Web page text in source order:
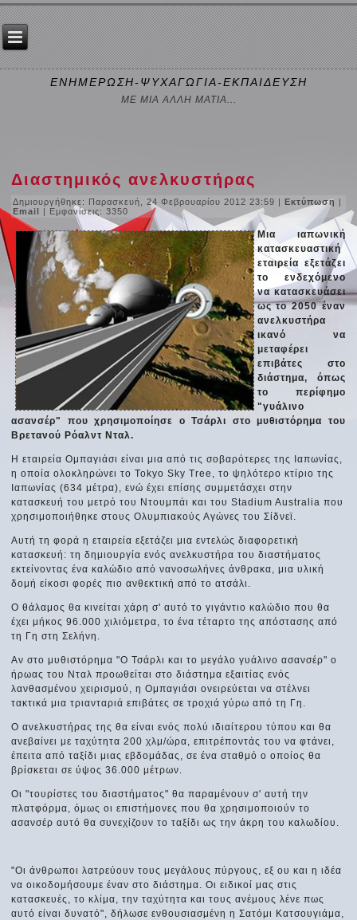
ΕΝΗΜΕΡΩΣΗ-ΨΥΧΑΓΩΓΙΑ-ΕΚΠΑΙΔΕΥΣΗ
ΜΕ ΜΙΑ ΑΛΛΗ ΜΑΤΙΑ...
Διαστημικός ανελκυστήρας
Δημιουργήθηκε: Παρασκευή, 24 Φεβρουαρίου 2012 23:59 |Εκτύπωση |
Email | Εμφανίσεις: 3350
Μια ιαπωνική
κατασκευαστική
εταιρεία εξετάζει
το ενδεχόμενο
να κατασκευάσει
ως το 2050 έναν
ανελκυστήρα
ικανό να
μεταφέρει
επιβάτες στο
διάστημα, όπως
το περίφημο
"γυάλινο
ασανσέρ" που χρησιμοποίησε ο Τσάρλι στο μυθιστόρημα του
Βρετανού Ρόαλντ Νταλ.
Η εταιρεία Ομπαγιάσι είναι μια από τις σοβαρότερες της Ιαπωνίας,
η οποία ολοκληρώνει το Tokyo Sky Tree, το ψηλότερο κτίριο της
Ιαπωνίας (634 μέτρα), ενώ έχει επίσης συμμετάσχει στην
κατασκευή του μετρό του Ντουμπάι και του Stadium Australia που
χρησιμοποιήθηκε στους Ολυμπιακούς Αγώνες του Σίδνεϊ.
Αυτή τη φορά η εταιρεία εξετάζει μια εντελώς διαφορετική
κατασκευή: τη δημιουργία ενός ανελκυστήρα του διαστήματος
εκτείνοντας ένα καλώδιο από νανοσωλήνες άνθρακα, μια υλική
δομή είκοσι φορές πιο ανθεκτική από το ατσάλι.
Ο θάλαμος θα κινείται χάρη σ' αυτό το γιγάντιο καλώδιο που θα
έχει μήκος 96.000 χιλιόμετρα, το ένα τέταρτο της απόστασης από
τη Γη στη Σελήνη.
Αν στο μυθιστόρημα "Ο Τσάρλι και το μεγάλο γυάλινο ασανσέρ" ο
ήρωας του Νταλ προωθείται στο διάστημα εξαιτίας ενός
λανθασμένου χειρισμού, η Ομπαγιάσι ονειρεύεται να στέλνει
τακτικά μια τριανταριά επιβάτες σε τροχιά γύρω από τη Γη.
Ο ανελκυστήρας της θα είναι ενός πολύ ιδιαίτερου τύπου και θα
ανεβαίνει με ταχύτητα 200 χλμ/ώρα, επιτρέποντάς του να φτάνει,
έπειτα από ταξίδι μιας εβδομάδας, σε ένα σταθμό ο οποίος θα
βρίσκεται σε ύψος 36.000 μέτρων.
Οι "τουρίστες του διαστήματος" θα παραμένουν σ' αυτή την
πλατφόρμα, όμως οι επιστήμονες που θα χρησιμοποιούν το
ασανσέρ αυτό θα συνεχίζουν το ταξίδι ως την άκρη του καλωδίου.
"Οι άνθρωποι λατρεύουν τους μεγάλους πύργους, εξ ου και η ιδέα
να οικοδομήσουμε έναν στο διάστημα. Οι ειδικοί μας στις
κατασκευές, το κλίμα, την ταχύτητα και τους ανέμους λένε πως
αυτό είναι δυνατό", δήλωσε ενθουσιασμένη η Σατόμι Κατσουγιάμα,